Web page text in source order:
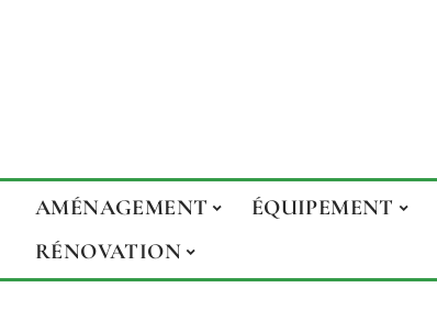
AMÉNAGEMENT ÉQUIPEMENT
RÉNOVATION